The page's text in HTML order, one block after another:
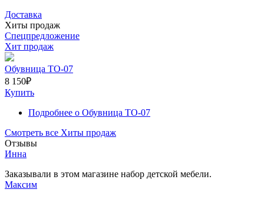
Доставка
Хиты продаж
Спецпредложение
Хит продаж
Обувница ТО-07
8 150₽
Купить
Подробнее о Обувница ТО-07
Смотреть все Хиты продаж
Отзывы
Инна
Заказывали в этом магазине набор детской мебели.
Максим